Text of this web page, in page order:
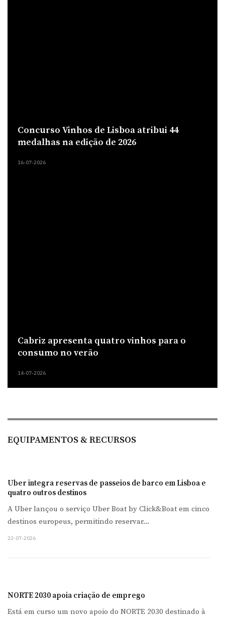
Concurso Vinhos de Lisboa atribui 44
medalhas na edição de 2026
16-07-2026
Cabriz apresenta quatro vinhos para o
consumo no verão
14-07-2026
EQUIPAMENTOS & RECURSOS
Uber integra reservas de passeios de barco em Lisboa e
quatro outros destinos
A Uber lançou o serviço Uber Boat by Click&Boat em cinco
destinos europeus, permitindo reservar...
22-07-2026
NORTE 2030 apoia criação de emprego
Está em curso um novo apoio do NORTE 2030 destinado à